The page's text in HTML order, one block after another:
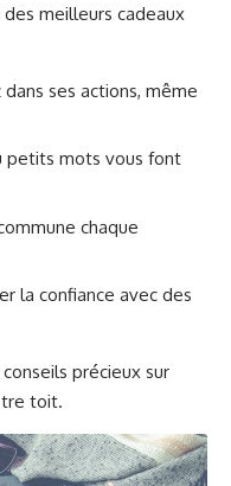
meilleurs cadeaux
ses actions, même
petits mots vous font
chaque
la confiance avec des
précieux sur
toit.